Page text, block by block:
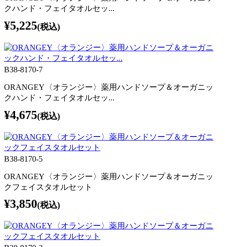
クハンド・フェイタオルセッ...
¥5,225(税込)
B38-8170-7
ORANGEY〈オランジー〉薬用ハンドソープ＆オーガニッ
クハンド・フェイタオルセッ...
¥4,675(税込)
B38-8170-5
ORANGEY〈オランジー〉薬用ハンドソープ＆オーガニッ
クフェイスタオルセット
¥3,850(税込)